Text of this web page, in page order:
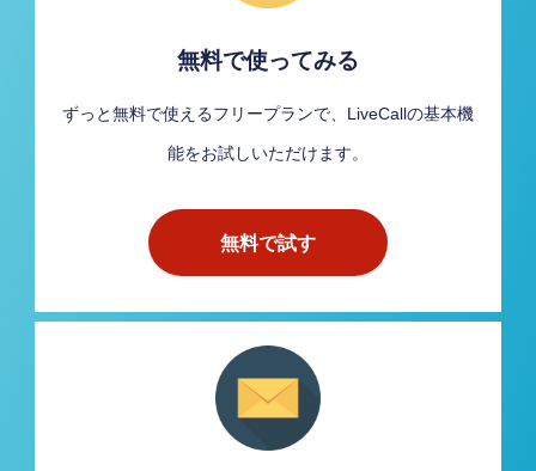
無料で使ってみる
ずっと無料で使えるフリープランで、LiveCallの基本機
能をお試しいただけます。
無料で試す